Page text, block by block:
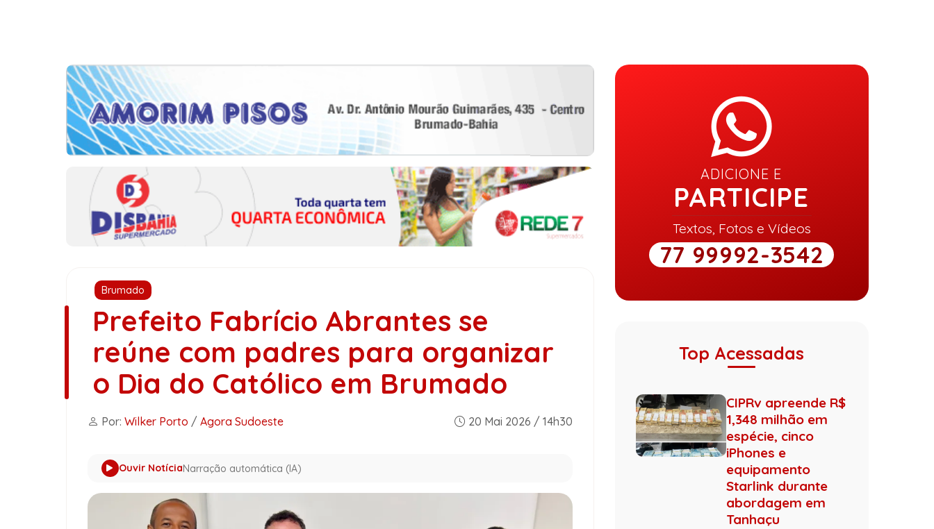
Brumado
Prefeito Fabrício Abrantes se
reúne com padres para organizar
o Dia do Católico em Brumado
Por: Wilker Porto / Agora Sudoeste 20 Mai 2026 / 14h30
Ouvir NotíciaNarração automática (IA)
ADICIONE E
PARTICIPE
Textos, Fotos e Vídeos
77 99992-3542
Top Acessadas
CIPRv apreende R$
1,348 milhão em
espécie, cinco
iPhones e
equipamento
Starlink durante
abordagem em
Tanhaçu